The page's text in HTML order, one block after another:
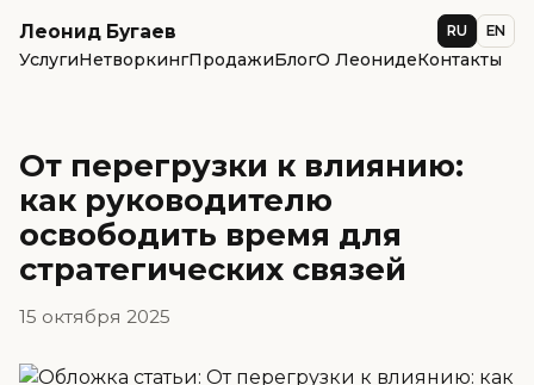
Леонид Бугаев
УслугиНетворкингПродажиБлогО ЛеонидеКонтакты
RU EN
От перегрузки к влиянию:
как руководителю
освободить время для
стратегических связей
15 октября 2025